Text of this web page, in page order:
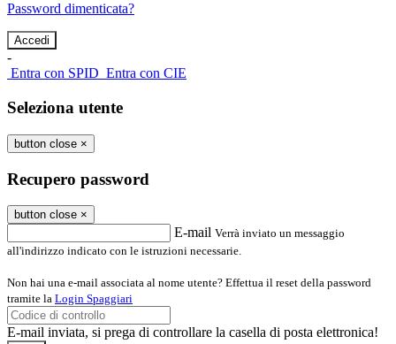
Password dimenticata?
-
Entra con SPID Entra con CIE
Seleziona utente
button close ×
Recupero password
button close ×
E-mail Verrà inviato un messaggio
all'indirizzo indicato con le istruzioni necessarie.
Non hai una e-mail associata al nome utente? Effettua il reset della password
tramite la Login Spaggiari
E-mail inviata, si prega di controllare la casella di posta elettronica!